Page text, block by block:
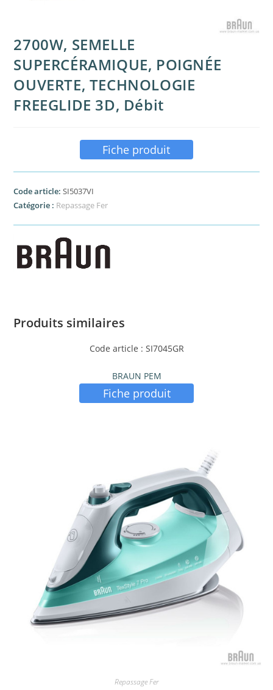
2700W, SEMELLE
SUPERCÉRAMIQUE, POIGNÉE
OUVERTE, TECHNOLOGIE
FREEGLIDE 3D, Débit
Fiche produit
Code article:SI5037VI
Catégorie : Repassage Fer
Produits similaires
Code article : SI7045GR
BRAUN PEM
Fiche produit
Repassage Fer